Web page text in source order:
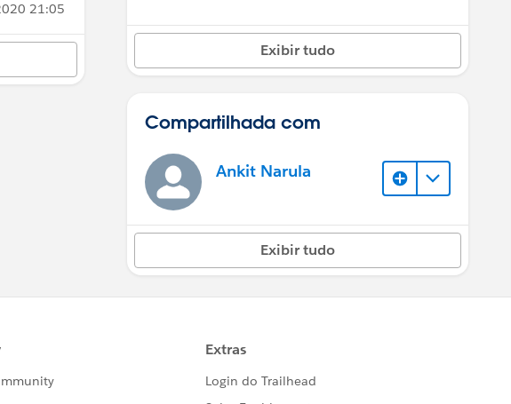
21:05
Exibir tudo
Compartilhada com
Ankit Narula
Exibir tudo